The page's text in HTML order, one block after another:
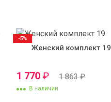
Женский комплект 19
1 770 ₽ 1 863₽
В наличии
-5%